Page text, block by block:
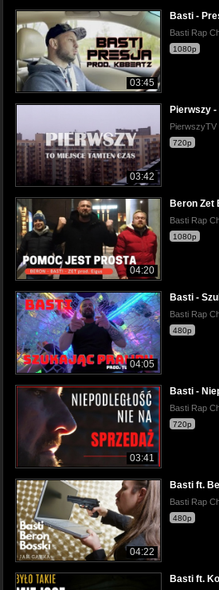
03:45
Basti -
Basti Rap
1080p
03:42
Pierwszy -
PierwszyTV
720p
04:20
Beron Zet
Basti Rap
1080p
04:05
Basti -
Basti Rap
480p
03:41
Basti -
Basti Rap
720p
04:22
Basti ft.
Basti Rap
480p
Basti ft.